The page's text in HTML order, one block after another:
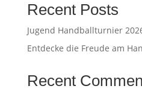
Recent Posts
Jugend Handballturnier
Entdecke die Freude am
Recent